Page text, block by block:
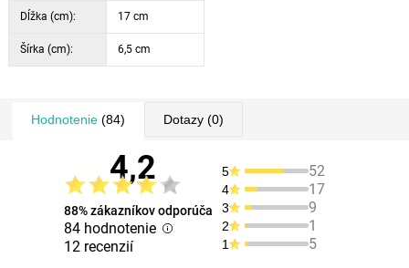
Dĺžka (cm): 17 cm
Šírka (cm): 6,5 cm
Hodnotenie(84) Dotazy(0)
4,2
88% zákazníkov odporúča
84 hodnotenie
12 recenzií
5 52
4 17
3 9
2 1
1 5